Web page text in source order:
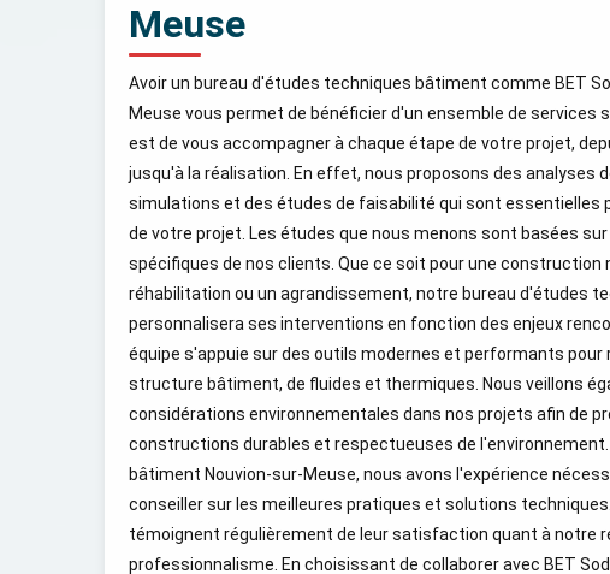
Meuse
Avoir un bureau d'études techniques bâtiment comme BET
Meuse vous permet de bénéficier d'un ensemble de services
est de vous accompagner à chaque étape de votre projet,
jusqu'à la réalisation. En effet, nous proposons des analyses
simulations et des études de faisabilité qui sont essentielles
de votre projet. Les études que nous menons sont basées
spécifiques de nos clients. Que ce soit pour une construction
réhabilitation ou un agrandissement, notre bureau d'études
personnalisera ses interventions en fonction des enjeux
équipe s'appuie sur des outils modernes et performants pour
structure bâtiment, de fluides et thermiques. Nous veillons
considérations environnementales dans nos projets afin de
constructions durables et respectueuses de l'environnement.
bâtiment Nouvion-sur-Meuse, nous avons l'expérience
conseiller sur les meilleures pratiques et solutions
témoignent régulièrement de leur satisfaction quant à notre
professionnalisme. En choisissant de collaborer avec BET